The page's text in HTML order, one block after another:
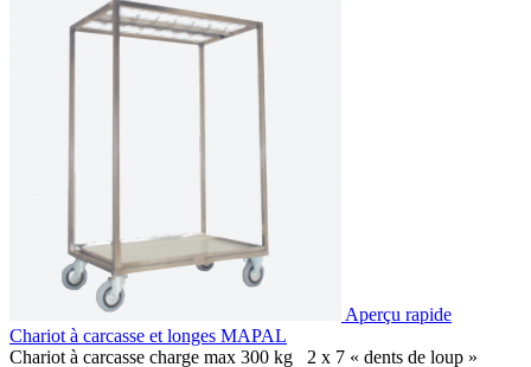
Aperçu rapide
Chariot à carcasse et longes MAPAL
Chariot à carcasse charge max 300 kg 2 x 7 « dents de loup »